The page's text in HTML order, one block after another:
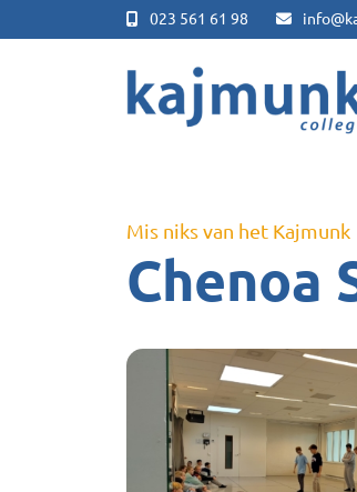
023 561 61 98
Mis niks van het Kajmunk
Chenoa